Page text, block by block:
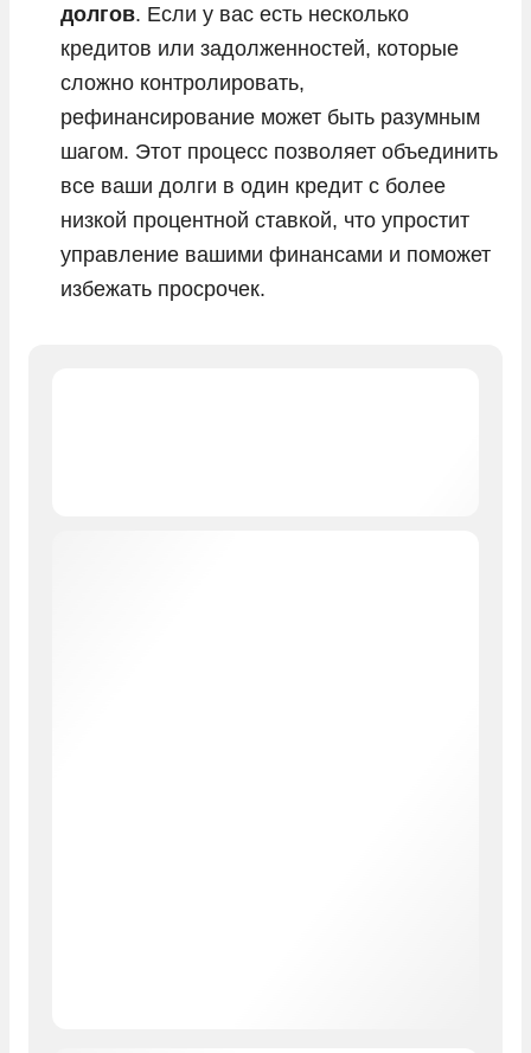
долгов. Если у вас есть несколько
кредитов или задолженностей, которые
сложно контролировать,
рефинансирование может быть разумным
шагом. Этот процесс позволяет объединить
все ваши долги в один кредит с более
низкой процентной ставкой, что упростит
управление вашими финансами и поможет
избежать просрочек.